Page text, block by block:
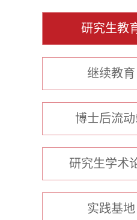
研究生教
继续教育
博士后流
研究生学术
实践基地